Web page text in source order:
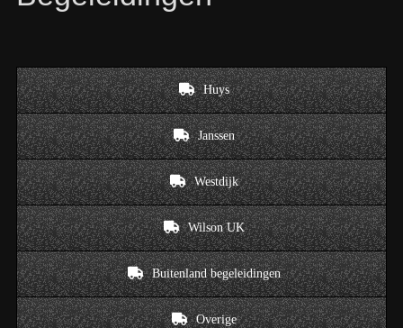
Huys
Janssen
Westdijk
Wilson UK
Buitenland begeleidingen
Overige